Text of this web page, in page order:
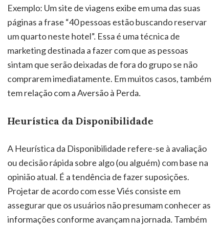
Exemplo: Um site de viagens exibe em uma das suas
páginas a frase “40 pessoas estão buscando reservar
um quarto neste hotel”. Essa é uma técnica de
marketing destinada a fazer com que as pessoas
sintam que serão deixadas de fora do grupo se não
comprarem imediatamente. Em muitos casos, também
tem relação com a Aversão à Perda.
Heurística da Disponibilidade
A Heurística da Disponibilidade refere-se à avaliação
ou decisão rápida sobre algo (ou alguém) com base na
opinião atual. É a tendência de fazer suposições.
Projetar de acordo com esse Viés consiste em
assegurar que os usuários não presumam conhecer as
informações conforme avançam na jornada. Também